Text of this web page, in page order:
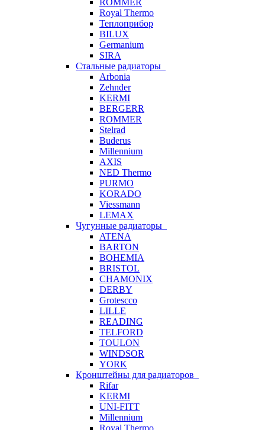
ROMMER
Royal Thermo
Теплоприбор
BILUX
Germanium
SIRA
Стальные радиаторы
Arbonia
Zehnder
KERMI
BERGERR
ROMMER
Stelrad
Buderus
Millennium
AXIS
NED Thermo
PURMO
KORADO
Viessmann
LEMAX
Чугунные радиаторы
ATENA
BARTON
BOHEMIA
BRISTOL
CHAMONIX
DERBY
Grotescco
LILLE
READING
TELFORD
TOULON
WINDSOR
YORK
Кронштейны для радиаторов
Rifar
KERMI
UNI-FITT
Millennium
Royal Thermo